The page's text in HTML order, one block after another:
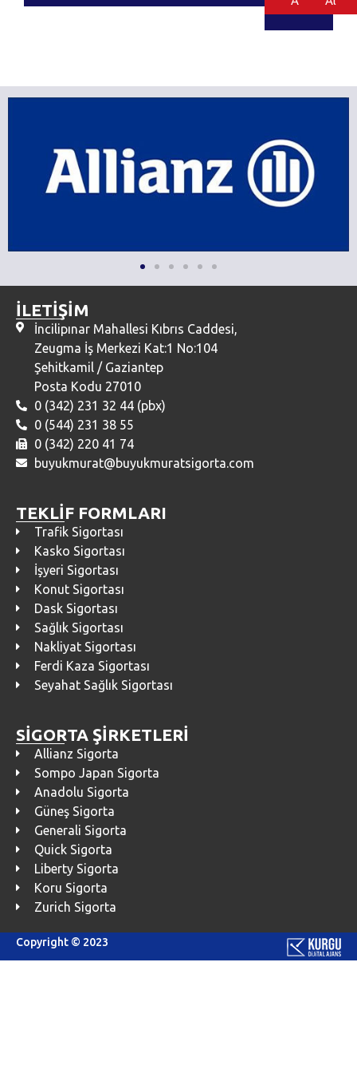
İLETİŞİM
İncilipınar Mahallesi Kıbrıs Caddesi,
Zeugma İş Merkezi Kat:1 No:104
Şehitkamil / Gaziantep
Posta Kodu 27010
0 (342) 231 32 44 (pbx)
0 (544) 231 38 55
0 (342) 220 41 74
buyukmurat@buyukmuratsigorta.com
TEKLİF FORMLARI
Trafik Sigortası
Kasko Sigortası
İşyeri Sigortası
Konut Sigortası
Dask Sigortası
Sağlık Sigortası
Nakliyat Sigortası
Ferdi Kaza Sigortası
Seyahat Sağlık Sigortası
SİGORTA ŞİRKETLERİ
Allianz Sigorta
Sompo Japan Sigorta
Anadolu Sigorta
Güneş Sigorta
Generali Sigorta
Quick Sigorta
Liberty Sigorta
Koru Sigorta
Zurich Sigorta
Copyright © 2023